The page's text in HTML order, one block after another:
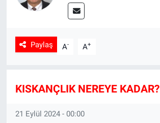
Paylaş A- A+
KISKANÇLIK NEREYE KADAR?
21 Eylül 2024 - 00:00
İlanlar
Köşe Yazarları
Manşet
Resmi İlanlar
Haber Arşivi